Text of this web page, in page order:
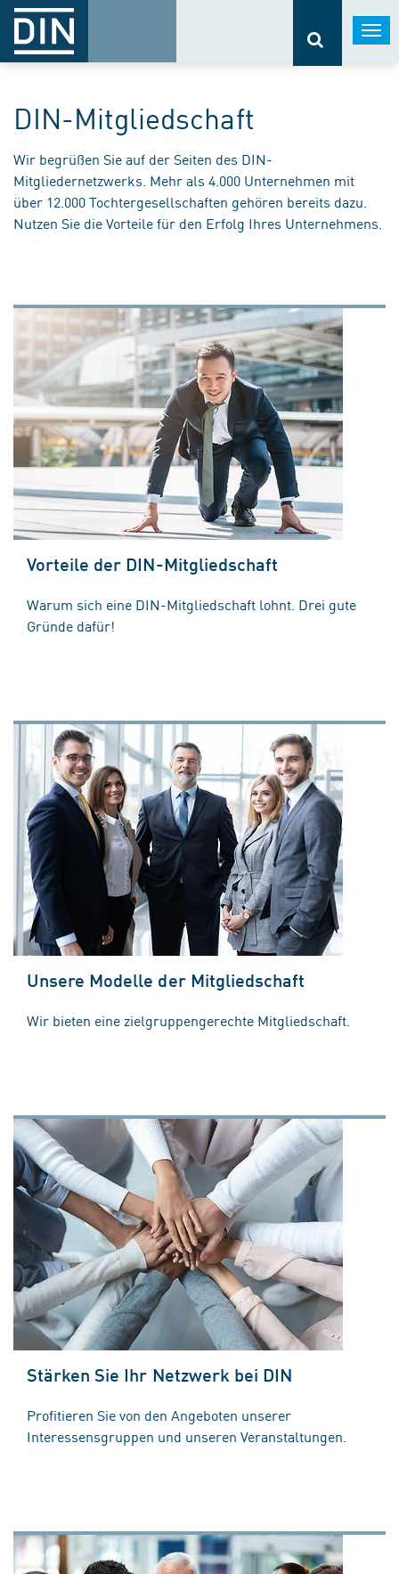
DIN-Mitgliedschaft
Wir begrüßen Sie auf der Seiten des DIN-
Mitgliedernetzwerks. Mehr als 4.000 Unternehmen mit
über 12.000 Tochtergesellschaften gehören bereits dazu.
Nutzen Sie die Vorteile für den Erfolg Ihres Unternehmens.
Vorteile der DIN-Mitgliedschaft
Warum sich eine DIN-Mitgliedschaft lohnt. Drei gute
Gründe dafür!
Unsere Modelle der Mitgliedschaft
Wir bieten eine zielgruppengerechte Mitgliedschaft.
Stärken Sie Ihr Netzwerk bei DIN
Profitieren Sie von den Angeboten unserer
Interessensgruppen und unseren Veranstaltungen.